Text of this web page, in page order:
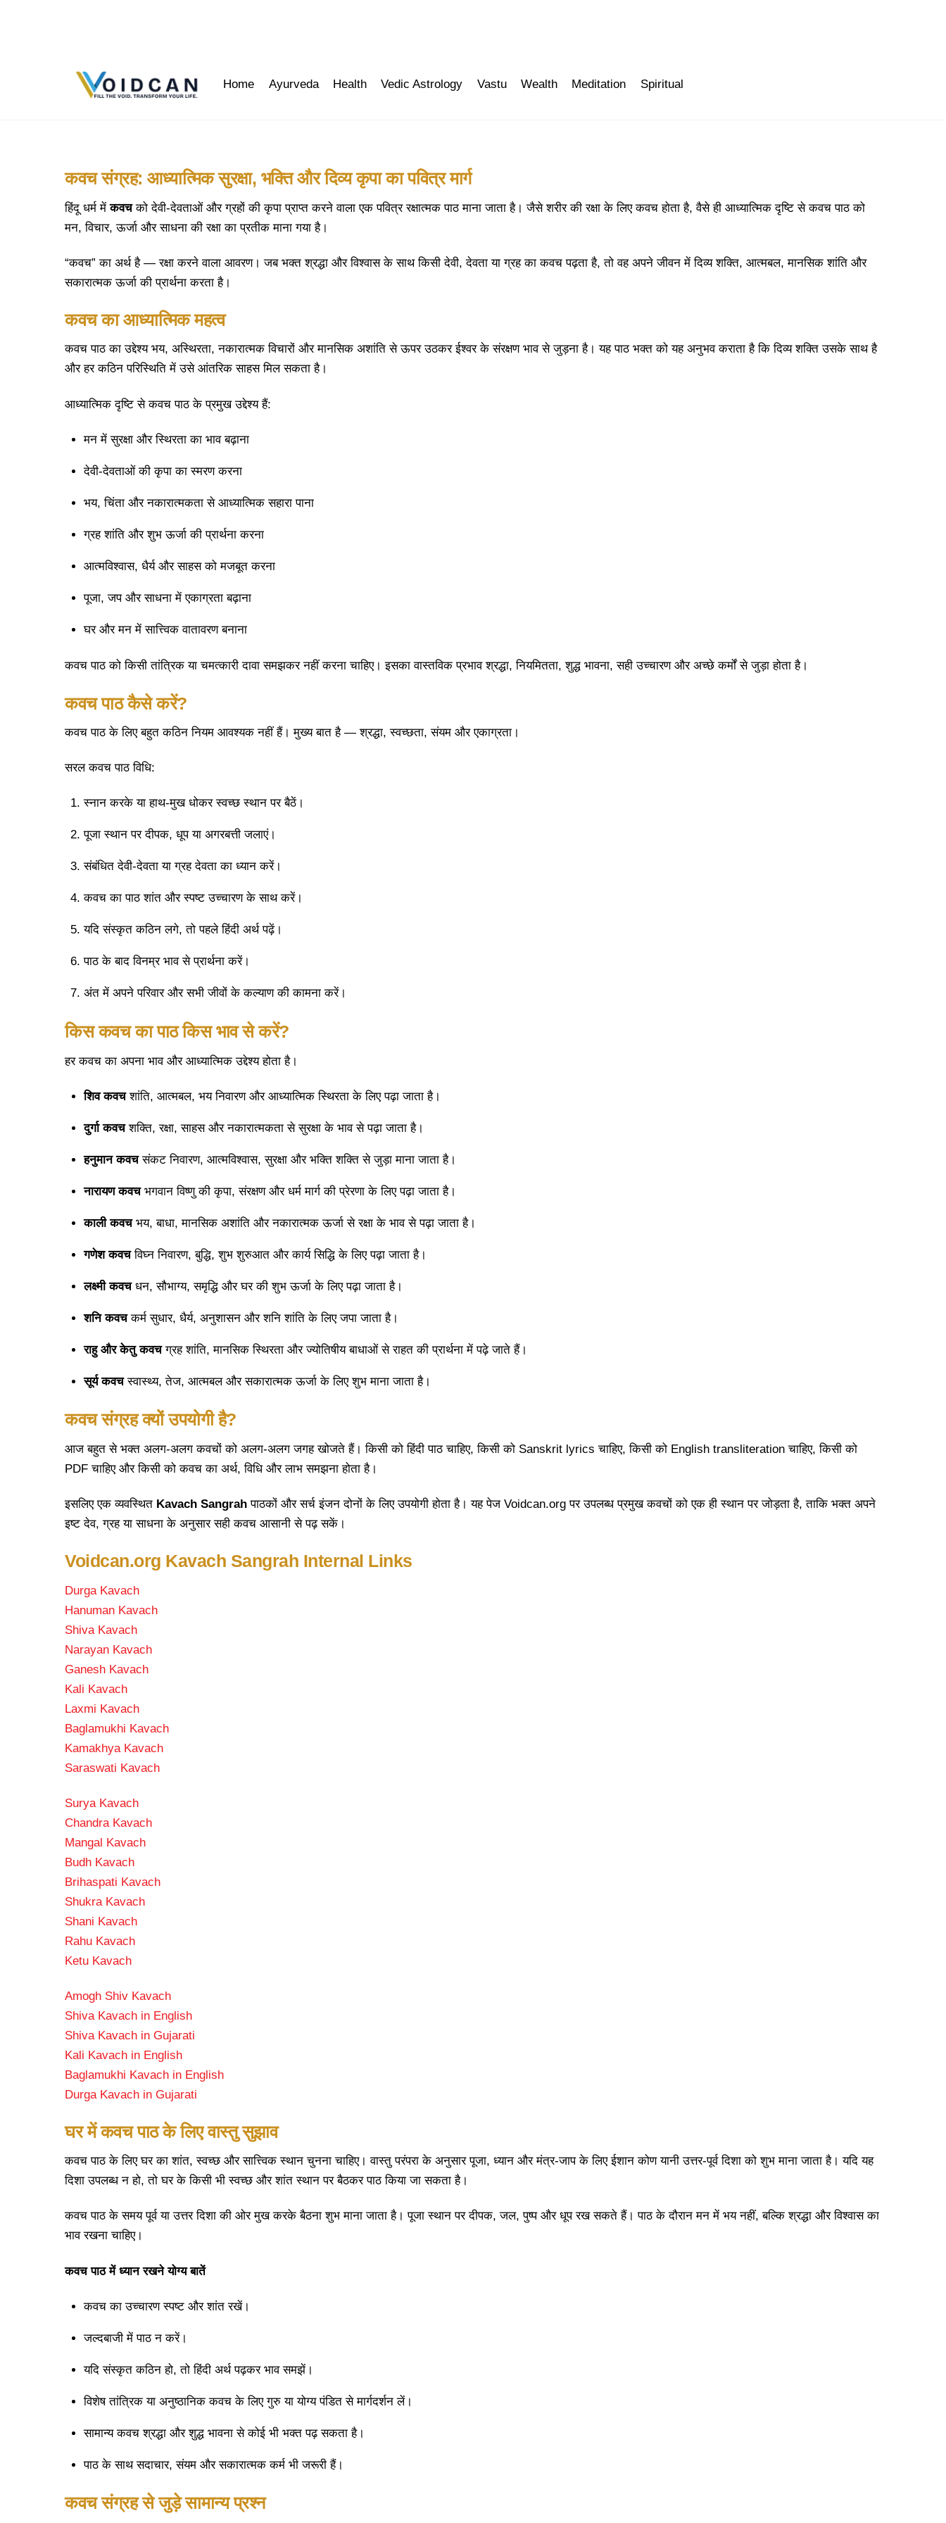
Home Ayurveda Health Vedic Astrology Vastu Wealth Meditation Spiritual
कवच संग्रह: आध्यात्मिक सुरक्षा, भक्ति और दिव्य कृपा का पवित्र मार्ग
हिंदू धर्म मेंकवचको देवी-देवताओं और ग्रहों की कृपा प्राप्त करने वाला एक पवित्र रक्षात्मक पाठ माना जाता है। जैसे शरीर की रक्षा के लिए कवच होता है, वैसे ही आध्यात्मिक दृष्टि से कवच पाठ को
मन, विचार, ऊर्जा और साधना की रक्षा का प्रतीक माना गया है।
“कवच” का अर्थ है — रक्षा करने वाला आवरण। जब भक्त श्रद्धा और विश्वास के साथ किसी देवी, देवता या ग्रह का कवच पढ़ता है, तो वह अपने जीवन में दिव्य शक्ति, आत्मबल, मानसिक शांति और
सकारात्मक ऊर्जा की प्रार्थना करता है।
कवच का आध्यात्मिक महत्व
कवच पाठ का उद्देश्य भय, अस्थिरता, नकारात्मक विचारों और मानसिक अशांति से ऊपर उठकर ईश्वर के संरक्षण भाव से जुड़ना है। यह पाठ भक्त को यह अनुभव कराता है कि दिव्य शक्ति उसके साथ है
और हर कठिन परिस्थिति में उसे आंतरिक साहस मिल सकता है।
आध्यात्मिक दृष्टि से कवच पाठ के प्रमुख उद्देश्य हैं:
मन में सुरक्षा और स्थिरता का भाव बढ़ाना
देवी-देवताओं की कृपा का स्मरण करना
भय, चिंता और नकारात्मकता से आध्यात्मिक सहारा पाना
ग्रह शांति और शुभ ऊर्जा की प्रार्थना करना
आत्मविश्वास, धैर्य और साहस को मजबूत करना
पूजा, जप और साधना में एकाग्रता बढ़ाना
घर और मन में सात्त्विक वातावरण बनाना
कवच पाठ को किसी तांत्रिक या चमत्कारी दावा समझकर नहीं करना चाहिए। इसका वास्तविक प्रभाव श्रद्धा, नियमितता, शुद्ध भावना, सही उच्चारण और अच्छे कर्मों से जुड़ा होता है।
कवच पाठ कैसे करें?
कवच पाठ के लिए बहुत कठिन नियम आवश्यक नहीं हैं। मुख्य बात है — श्रद्धा, स्वच्छता, संयम और एकाग्रता।
सरल कवच पाठ विधि:
स्नान करके या हाथ-मुख धोकर स्वच्छ स्थान पर बैठें।
पूजा स्थान पर दीपक, धूप या अगरबत्ती जलाएं।
संबंधित देवी-देवता या ग्रह देवता का ध्यान करें।
कवच का पाठ शांत और स्पष्ट उच्चारण के साथ करें।
यदि संस्कृत कठिन लगे, तो पहले हिंदी अर्थ पढ़ें।
पाठ के बाद विनम्र भाव से प्रार्थना करें।
अंत में अपने परिवार और सभी जीवों के कल्याण की कामना करें।
किस कवच का पाठ किस भाव से करें?
हर कवच का अपना भाव और आध्यात्मिक उद्देश्य होता है।
शिव कवचशांति, आत्मबल, भय निवारण और आध्यात्मिक स्थिरता के लिए पढ़ा जाता है।
दुर्गा कवचशक्ति, रक्षा, साहस और नकारात्मकता से सुरक्षा के भाव से पढ़ा जाता है।
हनुमान कवचसंकट निवारण, आत्मविश्वास, सुरक्षा और भक्ति शक्ति से जुड़ा माना जाता है।
नारायण कवचभगवान विष्णु की कृपा, संरक्षण और धर्म मार्ग की प्रेरणा के लिए पढ़ा जाता है।
काली कवचभय, बाधा, मानसिक अशांति और नकारात्मक ऊर्जा से रक्षा के भाव से पढ़ा जाता है।
गणेश कवचविघ्न निवारण, बुद्धि, शुभ शुरुआत और कार्य सिद्धि के लिए पढ़ा जाता है।
लक्ष्मी कवचधन, सौभाग्य, समृद्धि और घर की शुभ ऊर्जा के लिए पढ़ा जाता है।
शनि कवचकर्म सुधार, धैर्य, अनुशासन और शनि शांति के लिए जपा जाता है।
राहु और केतु कवचग्रह शांति, मानसिक स्थिरता और ज्योतिषीय बाधाओं से राहत की प्रार्थना में पढ़े जाते हैं।
सूर्य कवचस्वास्थ्य, तेज, आत्मबल और सकारात्मक ऊर्जा के लिए शुभ माना जाता है।
कवच संग्रह क्यों उपयोगी है?
आज बहुत से भक्त अलग-अलग कवचों को अलग-अलग जगह खोजते हैं। किसी को हिंदी पाठ चाहिए, किसी को Sanskrit lyrics चाहिए, किसी को English transliteration चाहिए, किसी को
PDF चाहिए और किसी को कवच का अर्थ, विधि और लाभ समझना होता है।
इसलिए एक व्यवस्थित Kavach Sangrah पाठकों और सर्च इंजन दोनों के लिए उपयोगी होता है। यह पेज Voidcan.org पर उपलब्ध प्रमुख कवचों को एक ही स्थान पर जोड़ता है, ताकि भक्त अपने
इष्ट देव, ग्रह या साधना के अनुसार सही कवच आसानी से पढ़ सकें।
Voidcan.org Kavach Sangrah Internal Links
Durga Kavach
Hanuman Kavach
Shiva Kavach
Narayan Kavach
Ganesh Kavach
Kali Kavach
Laxmi Kavach
Baglamukhi Kavach
Kamakhya Kavach
Saraswati Kavach
Surya Kavach
Chandra Kavach
Mangal Kavach
Budh Kavach
Brihaspati Kavach
Shukra Kavach
Shani Kavach
Rahu Kavach
Ketu Kavach
Amogh Shiv Kavach
Shiva Kavach in English
Shiva Kavach in Gujarati
Kali Kavach in English
Baglamukhi Kavach in English
Durga Kavach in Gujarati
घर में कवच पाठ के लिए वास्तु सुझाव
कवच पाठ के लिए घर का शांत, स्वच्छ और सात्त्विक स्थान चुनना चाहिए। वास्तु परंपरा के अनुसार पूजा, ध्यान और मंत्र-जाप के लिए ईशान कोण यानी उत्तर-पूर्व दिशा को शुभ माना जाता है। यदि यह
दिशा उपलब्ध न हो, तो घर के किसी भी स्वच्छ और शांत स्थान पर बैठकर पाठ किया जा सकता है।
कवच पाठ के समय पूर्व या उत्तर दिशा की ओर मुख करके बैठना शुभ माना जाता है। पूजा स्थान पर दीपक, जल, पुष्प और धूप रख सकते हैं। पाठ के दौरान मन में भय नहीं, बल्कि श्रद्धा और विश्वास का
भाव रखना चाहिए।
कवच पाठ में ध्यान रखने योग्य बातें
कवच का उच्चारण स्पष्ट और शांत रखें।
जल्दबाजी में पाठ न करें।
यदि संस्कृत कठिन हो, तो हिंदी अर्थ पढ़कर भाव समझें।
विशेष तांत्रिक या अनुष्ठानिक कवच के लिए गुरु या योग्य पंडित से मार्गदर्शन लें।
सामान्य कवच श्रद्धा और शुद्ध भावना से कोई भी भक्त पढ़ सकता है।
पाठ के साथ सदाचार, संयम और सकारात्मक कर्म भी जरूरी हैं।
कवच संग्रह से जुड़े सामान्य प्रश्न